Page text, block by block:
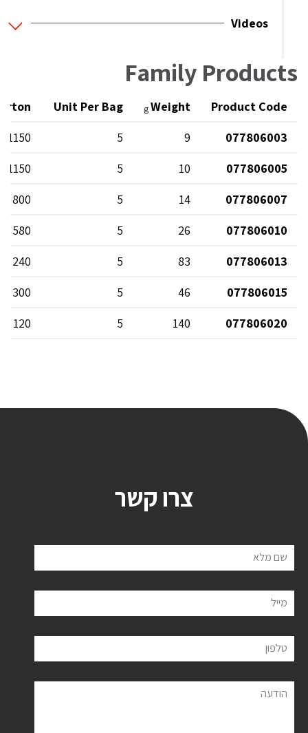
Videos
Family Products
Product Code
Weight
g
Unit Per Bag
077806003
9
5
1150
077806005
10
5
1150
077806007
14
5
800
077806010
26
5
580
077806013
83
5
240
077806015
46
5
300
077806020
140
5
120
צרו קשר
שם מלא
מייל
טלפון
הודעה